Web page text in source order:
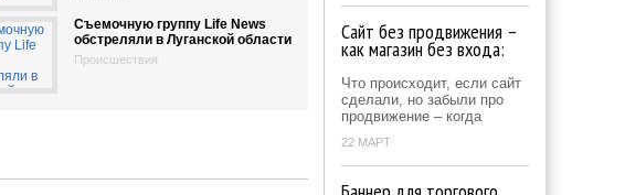
Съемочную группу Life News
обстреляли в Луганской области
Происшествия
Сайт без продвижения –
как магазин без входа:
Что происходит, если сайт
сделали, но забыли про
продвижение – когда
22 МАРТ